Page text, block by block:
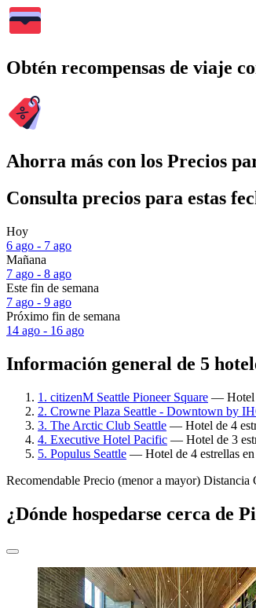
Obtén recompensas de viaje
Ahorra más con los Precios
Consulta precios para estas
Hoy
6 ago - 7 ago
Mañana
7 ago - 8 ago
Este fin de semana
7 ago - 9 ago
Próximo fin de semana
14 ago - 16 ago
Información general de 5
1. citizenM Seattle Pioneer Square — Hotel
2. Crowne Plaza Seattle - Downtown by
3. The Arctic Club Seattle — Hotel de 4
4. Executive Hotel Pacific — Hotel de 3
5. Populus Seattle — Hotel de 4 estrellas en
Recomendable Precio (menor a mayor) Distancia
¿Dónde hospedarse cerca de